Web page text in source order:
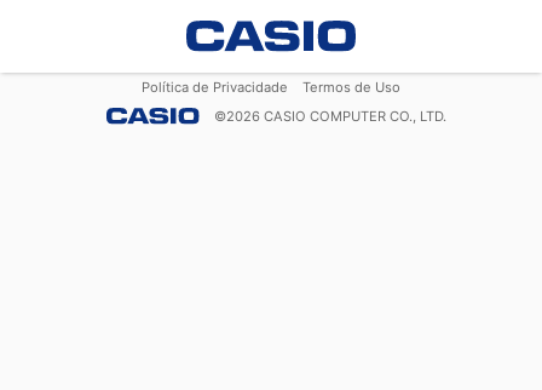
Política de Privacidade
Termos de Uso
©2026 CASIO COMPUTER CO., LTD.